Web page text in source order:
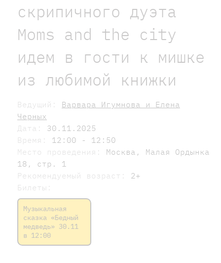
скрипичного дуэта
Moms and the city
идем в гости к мишке
из любимой книжки
Ведущий: Варвара Игумнова и Елена
Черных
Дата: 30.11.2025
Время: 12:00 - 12:50
Место проведения: Москва, Малая Ордынка
18, стр. 1
Рекомендуемый возраст: 2+
Билеты:
Музыкальная
сказка «Бедный
медведь» 30.11
в 12:00